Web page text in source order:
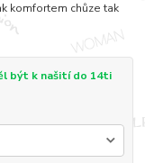
komfortem chůze tak
být k našití do 14ti